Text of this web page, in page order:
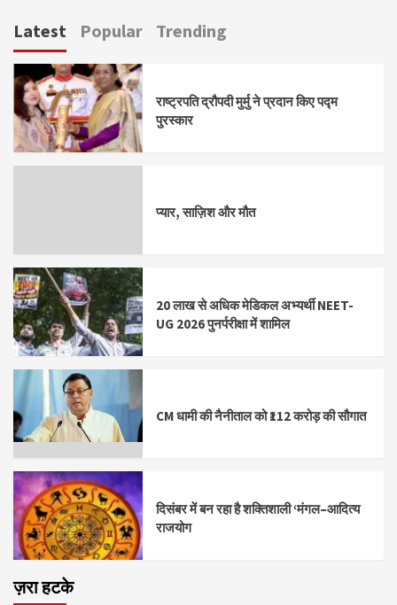
Latest Popular Trending
राष्ट्रपति द्रौपदी मुर्मु ने प्रदान किए पद्म
पुरस्कार
प्यार, साज़िश और मौत
20 लाख से अधिक मेडिकल अभ्यर्थी NEET-
UG 2026 पुनर्परीक्षा में शामिल
CM धामी की नैनीताल को ₹112 करोड़ की सौगात
दिसंबर में बन रहा है शक्तिशाली ‘मंगल–आदित्य
राजयोग
ज़रा हटके